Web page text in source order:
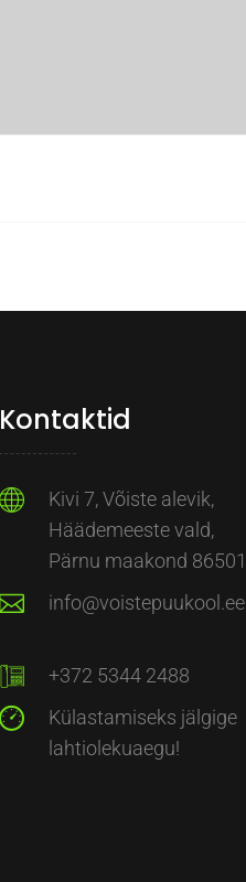
Kontaktid
Kivi 7, Võiste alevik,
Häädemeeste vald,
Pärnu maakond 86501
info@voistepuukool.ee
+372 5344 2488
Külastamiseks jälgige
lahtiolekuaegu!